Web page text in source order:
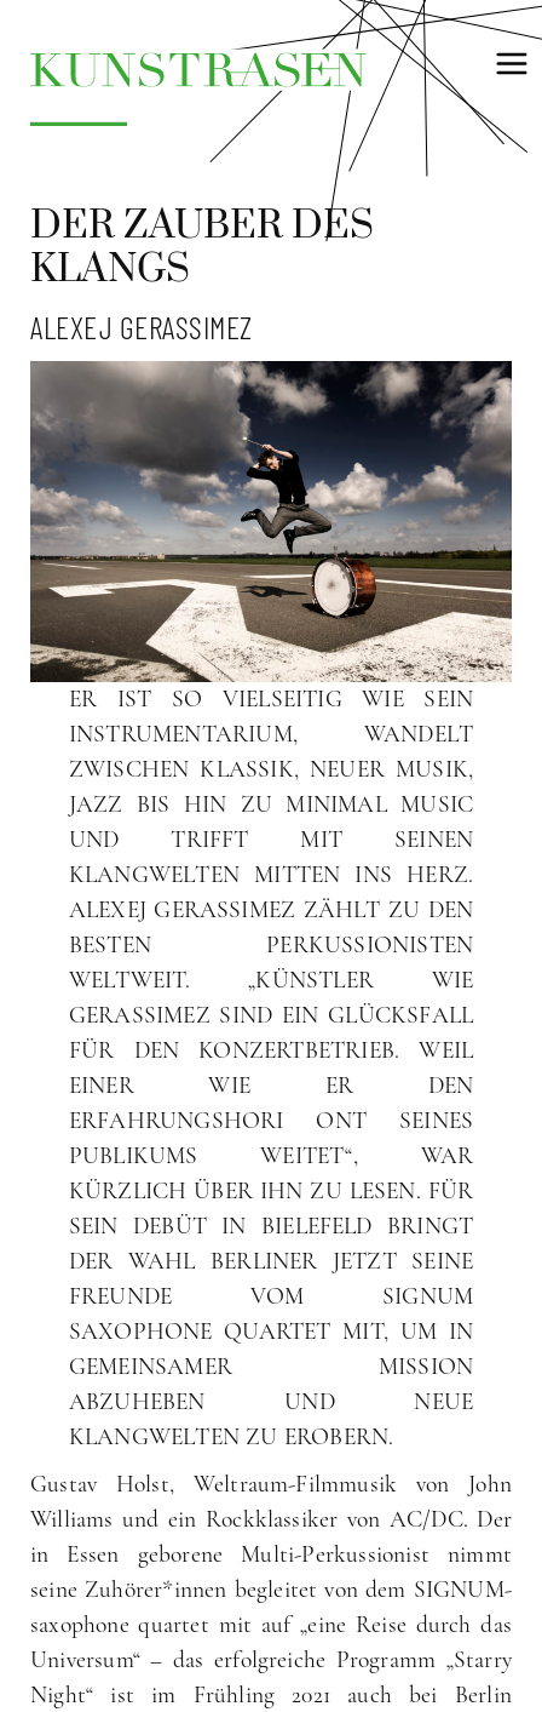
DER ZAUBER DES
KLANGS
ALEXEJ GERASSIMEZ
ER IST SO VIELSEITIG WIE SEIN
INSTRUMENTARIUM, WANDELT
ZWISCHEN KLASSIK, NEUER MUSIK,
JAZZ BIS HIN ZU MINIMAL MUSIC
UND TRIFFT MIT SEINEN
KLANGWELTEN MITTEN INS HERZ.
ALEXEJ GERASSIMEZ ZÄHLT ZU DEN
BESTEN PERKUSSIONISTEN
WELTWEIT. „KÜNSTLER WIE
GERASSIMEZ SIND EIN GLÜCKSFALL
FÜR DEN KONZERTBETRIEB. WEIL
EINER WIE ER DEN
ERFAHRUNGSHORI ONT SEINES
PUBLIKUMS WEITET“, WAR
KÜRZLICH ÜBER IHN ZU LESEN. FÜR
SEIN DEBÜT IN BIELEFELD BRINGT
DER WAHL BERLINER JETZT SEINE
FREUNDE VOM SIGNUM
SAXOPHONE QUARTET MIT, UM IN
GEMEINSAMER MISSION
ABZUHEBEN UND NEUE
KLANGWELTEN ZU EROBERN.
Gustav Holst, Weltraum-Filmmusik von John
Williams und ein Rockklassiker von AC/DC. Der
in Essen geborene Multi-Perkussionist nimmt
seine Zuhörer*innen begleitet von dem SIGNUM-
saxophone quartet mit auf „eine Reise durch das
Universum“ – das erfolgreiche Programm „Starry
Night“ ist im Frühling 2021 auch bei Berlin